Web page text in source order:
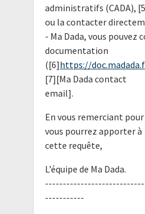
administratifs (CADA),
ou la contacter
- Ma Dada, vous pouvez
documentation
([6]https://
[7][Ma Dada contact
email].
En vous remerciant
vous pourrez apporter à
cette requête,
L’équipe de Ma Dada.
-----------